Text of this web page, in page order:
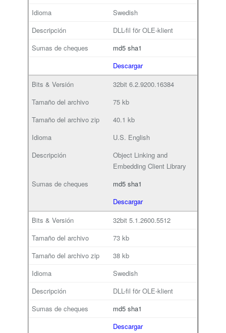
Swedish
DLL-fil för OLE-klient
md5 sha1
Descargar
32bit 6.2.9200.16384
75 kb
40.1 kb
U.S. English
Object Linking and
Embedding Client Library
md5 sha1
Descargar
32bit 5.1.2600.5512
73 kb
38 kb
Swedish
DLL-fil för OLE-klient
md5 sha1
Descargar